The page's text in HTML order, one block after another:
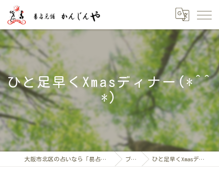
ひと足早くXmasディナー(*^^
*)
大阪市北区の占いなら「易占元舖かんじんや」 ブログ ひと足早くXmasディナー(*^^*)